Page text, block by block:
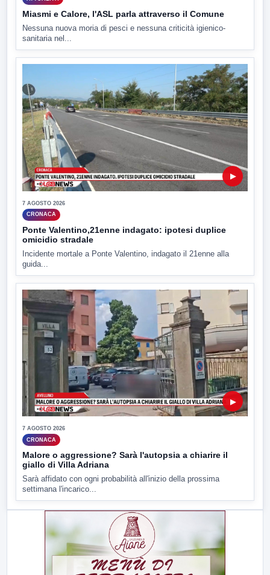
Miasmi e Calore, l'ASL parla attraverso il Comune
Nessuna nuova moria di pesci e nessuna criticità igienico-
sanitaria nel...
▶
7 AGOSTO 2026
CRONACA
Ponte Valentino,21enne indagato: ipotesi duplice
omicidio stradale
Incidente mortale a Ponte Valentino, indagato il 21enne alla
guida...
▶
7 AGOSTO 2026
CRONACA
Malore o aggressione? Sarà l'autopsia a chiarire il
giallo di Villa Adriana
Sarà affidato con ogni probabilità all'inizio della prossima
settimana l'incarico...